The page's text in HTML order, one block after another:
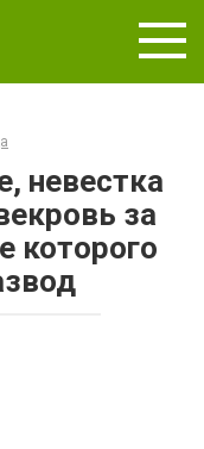
невестка
за
которого